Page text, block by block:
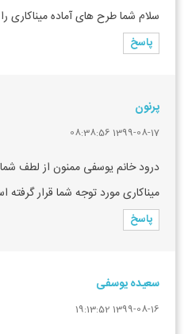
سلام شما طرح های آماده میناکاری
پاسخ
پرنون
1399-08-17 08:38:56
درود خانم یوسفی ممنون از لطف
میناکاری مورد توجه شما قرار گرفته
پاسخ
سعیده یوسفی
1399-08-16 19:13:52